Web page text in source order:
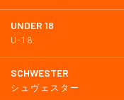
UNDER 18
U-18
SCHWESTER
シュヴェスター